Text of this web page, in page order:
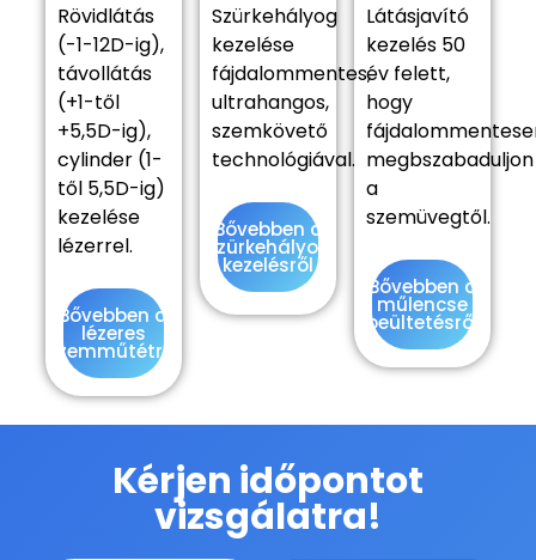
Rövidlátás
(-1-12D-ig),
távollátás
(+1-től
+5,5D-ig),
cylinder (1-
től 5,5D-ig)
kezelése
lézerrel.
Bővebben a
lézeres
szemműtétről
Szürkehályog
kezelése
fájdalommentes,
ultrahangos,
szemkövető
technológiával.
Bővebben a
szürkehályog
kezelésről
Látásjavító
kezelés 50
év felett,
hogy
megbszabaduljon
a
szemüvegtől.
Bővebben a
műlencse
beültetésről
Kérjen időpontot
vizsgálatra!